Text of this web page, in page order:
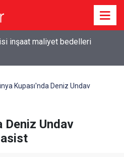
inşaat maliyet bedelleri
Kupası'nda Deniz Undav
Deniz Undav
asist